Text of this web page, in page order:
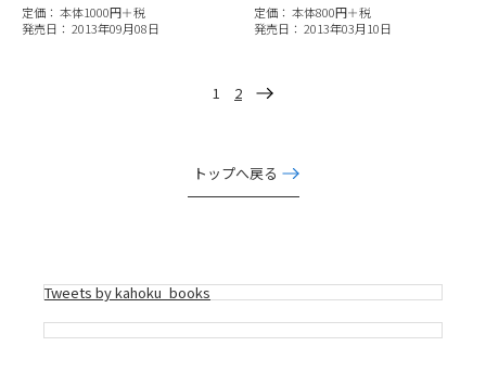
定価： 本体1000円＋税
発売日： 2013年09月08日
定価： 本体800円＋税
発売日： 2013年03月10日
1 2
トップへ戻る
Tweets by kahoku_books